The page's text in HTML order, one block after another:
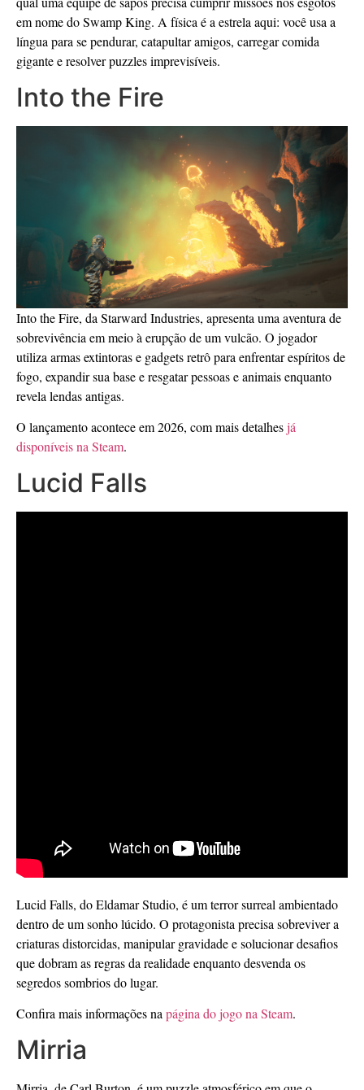
em nome do Swamp King. A física é a estrela aqui: você usa a
língua para se pendurar, catapultar amigos, carregar comida
gigante e resolver puzzles imprevisíveis.
Into the Fire
Into the Fire, da Starward Industries, apresenta uma aventura de
sobrevivência em meio à erupção de um vulcão. O jogador
utiliza armas extintoras e gadgets retrô para enfrentar espíritos de
fogo, expandir sua base e resgatar pessoas e animais enquanto
revela lendas antigas.
O lançamento acontece em 2026, com mais detalhesjá
disponíveis na Steam.
Lucid Falls
Lucid Falls, do Eldamar Studio, é um terror surreal ambientado
dentro de um sonho lúcido. O protagonista precisa sobreviver a
criaturas distorcidas, manipular gravidade e solucionar desafios
que dobram as regras da realidade enquanto desvenda os
segredos sombrios do lugar.
Confira mais informações na página do jogo na Steam.
Mirria